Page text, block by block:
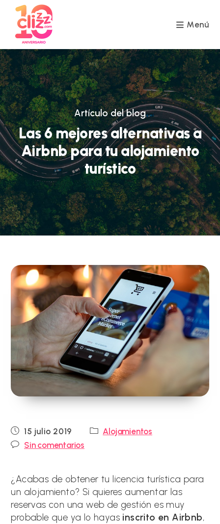
contenido
Menú
Artículo del blog
Las 6 mejores alternativas a
Airbnb para tu alojamiento
turístico
Publicación
de
la
15 julio 2019
Categoría
Alojamientos
Comentarios
Sin comentarios
¿Acabas de obtener tu licencia turística para
un alojamiento? Si quieres aumentar las
reservas con una web de gestión es muy
probable que ya lo hayas inscrito en Airbnb,